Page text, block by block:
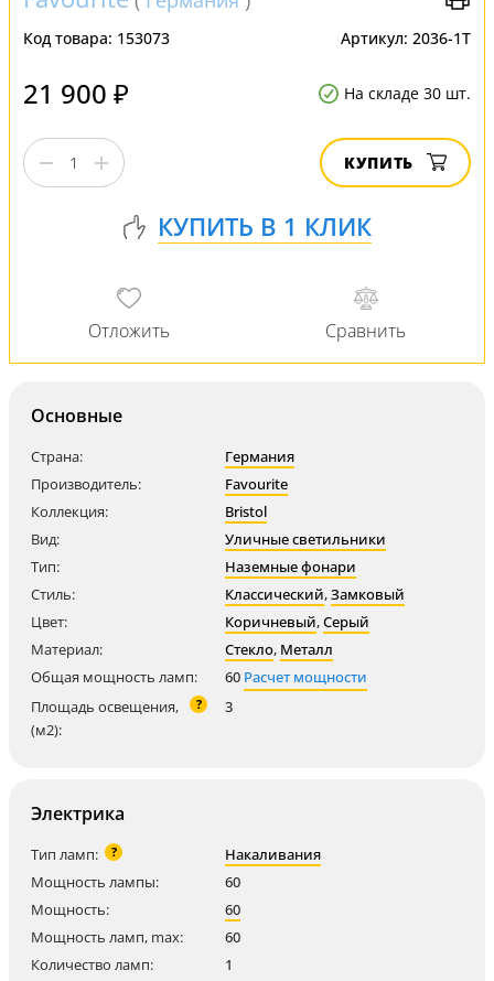
Код товара: 153073 Артикул: 2036-1T
21 900 ₽ На складе 30 шт.
КУПИТЬ
Основные
Страна:
Германия
Производитель:
Favourite
Коллекция:
Bristol
Вид:
Уличные светильники
Тип:
Наземные фонари
Стиль:
Классический,Замковый
Цвет:
Коричневый,Серый
Материал:
Стекло, Металл
Общая мощность ламп:
60 Расчет мощности
Площадь освещения,
(м2):
? 3
Электрика
Тип ламп: ?
Накаливания
Мощность лампы:
60
Мощность:
60
Мощность ламп, max:
60
Количество ламп:
1